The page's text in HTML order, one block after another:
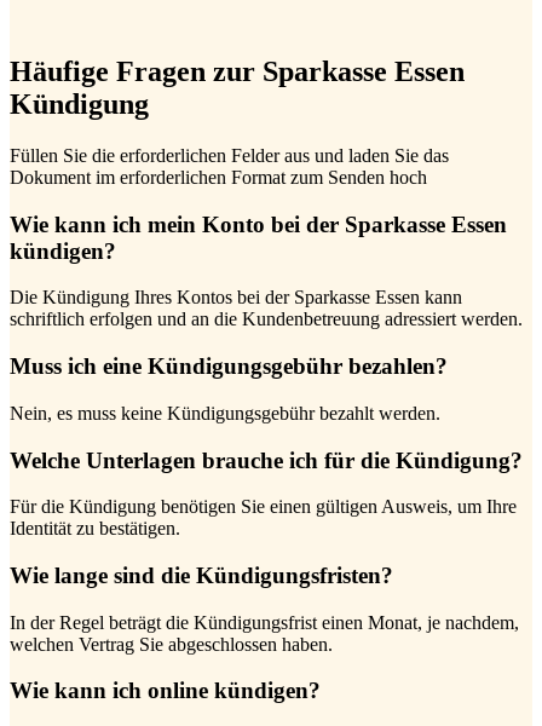
Häufige Fragen zur Sparkasse Essen
Kündigung
Füllen Sie die erforderlichen Felder aus und laden Sie das
Dokument im erforderlichen Format zum Senden hoch
Wie kann ich mein Konto bei der Sparkasse Essen
kündigen?
Die Kündigung Ihres Kontos bei der Sparkasse Essen kann
schriftlich erfolgen und an die Kundenbetreuung adressiert werden.
Muss ich eine Kündigungsgebühr bezahlen?
Nein, es muss keine Kündigungsgebühr bezahlt werden.
Welche Unterlagen brauche ich für die Kündigung?
Für die Kündigung benötigen Sie einen gültigen Ausweis, um Ihre
Identität zu bestätigen.
Wie lange sind die Kündigungsfristen?
In der Regel beträgt die Kündigungsfrist einen Monat, je nachdem,
welchen Vertrag Sie abgeschlossen haben.
Wie kann ich online kündigen?